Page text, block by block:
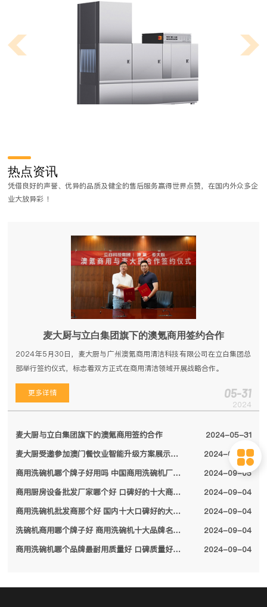
随着餐饮行业的品牌竞争加剧，很多餐厅都是以连锁餐饮店形式出现的，
这样在餐厅的整体设计效果以及菜品的质量上都有了较为统一的保证，从
而为消费者带来更好的餐饮服务。好的品质离不开好的厨房，那在连锁餐
饮厨房的设计中又有哪些注意要点呢？我们一起来看看吧。
热点资讯
凭借良好的声誉、优异的品质及健全的售后服务赢得世界点赞，在国内外众多企
业大放异彩 ！
麦大厨与立白集团旗下的澳氪商用签约合作
2024年5月30日，麦大厨与广州澳氪商用清洁科技有限公司在立白集团总
部举行签约仪式，标志着双方正式在商用清洁领域开展战略合作。
更多详情 05-31
2024
麦大厨与立白集团旗下的澳氪商用签约合作
2024-05-31
麦大厨受邀参加澳门餐饮业智能升级方案展示会，备受特区领导关注
2024-05-04
商用洗碗机哪个牌子好用吗 中国商用洗碗机厂家排名前十名单2024
2024-09-05
商用厨房设备批发厂家哪个好 口碑好的十大商用厨房设备厂家名单2024
2024-09-04
商用洗碗机批发商那个好 国内十大口碑好的大型商用洗碗机厂家名单2024
2024-09-04
洗碗机商用哪个牌子好 商用洗碗机十大品牌名单2024
2024-09-04
商用洗碗机哪个品牌最耐用质量好 口碑质量好的十大商用洗碗机品牌2024
2024-09-04